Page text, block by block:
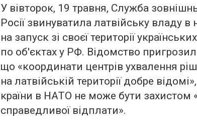
У вівторок, 19 травня, Служба
Росії звинуватила латвійську владу в
на запуск зі своєї території
по об'єктах у РФ. Відомство
що «координати центрів ухвалення
на латвійській території добре
країни в НАТО не може бути захистом
справедливої відплати».